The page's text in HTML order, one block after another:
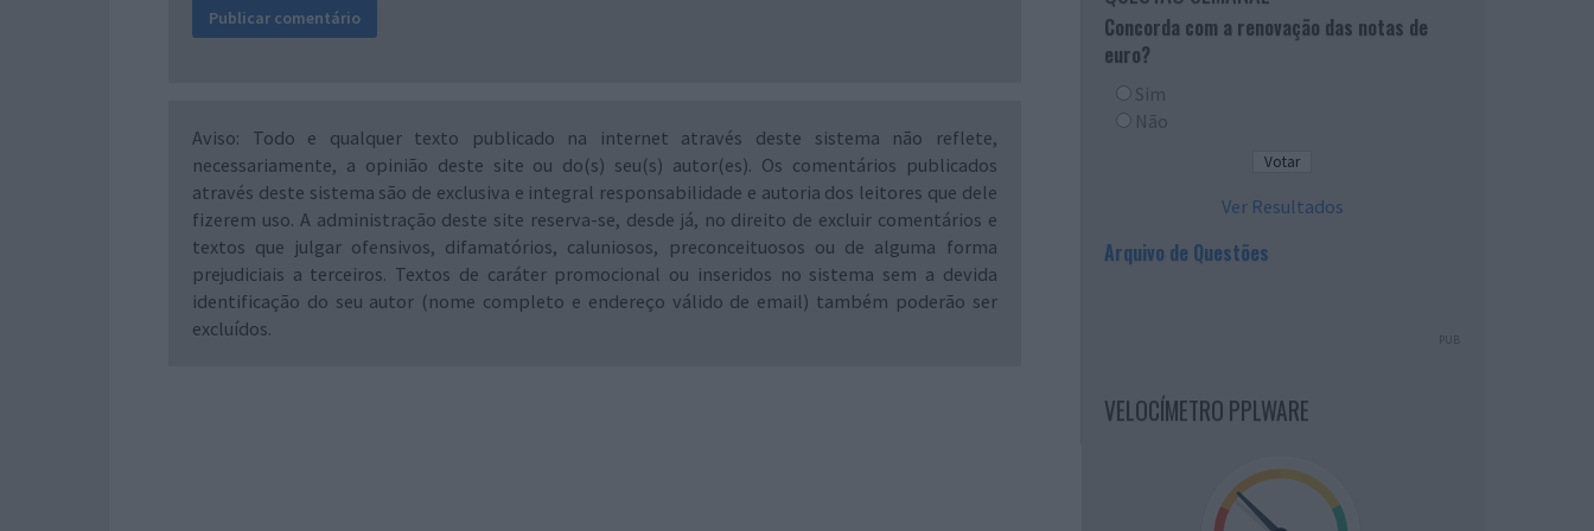
Aviso: Todo e qualquer texto publicado na internet através deste sistema não reflete,
necessariamente, a opinião deste site ou do(s) seu(s) autor(es). Os comentários publicados
através deste sistema são de exclusiva e integral responsabilidade e autoria dos leitores que dele
fizerem uso. A administração deste site reserva-se, desde já, no direito de excluir comentários e
textos que julgar ofensivos, difamatórios, caluniosos, preconceituosos ou de alguma forma
prejudiciais a terceiros. Textos de caráter promocional ou inseridos no sistema sem a devida
identificação do seu autor (nome completo e endereço válido de email) também poderão ser
excluídos.
Concorda com a renovação das notas de
euro?
Sim
Não
Ver Resultados
Arquivo de Questões
PUB
VELOCÍMETRO PPLWARE